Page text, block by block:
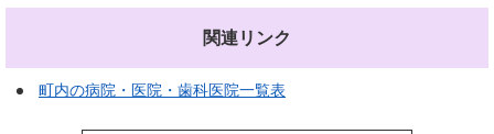
関連リンク
町内の病院・医院・歯科医院一覧表